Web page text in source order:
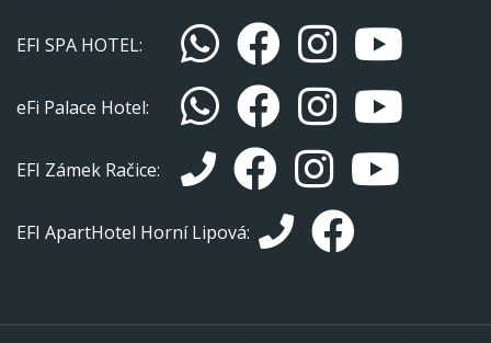
EFI SPA HOTEL:
eFi Palace Hotel:
EFI Zámek Račice:
EFI ApartHotel Horní Lipová: